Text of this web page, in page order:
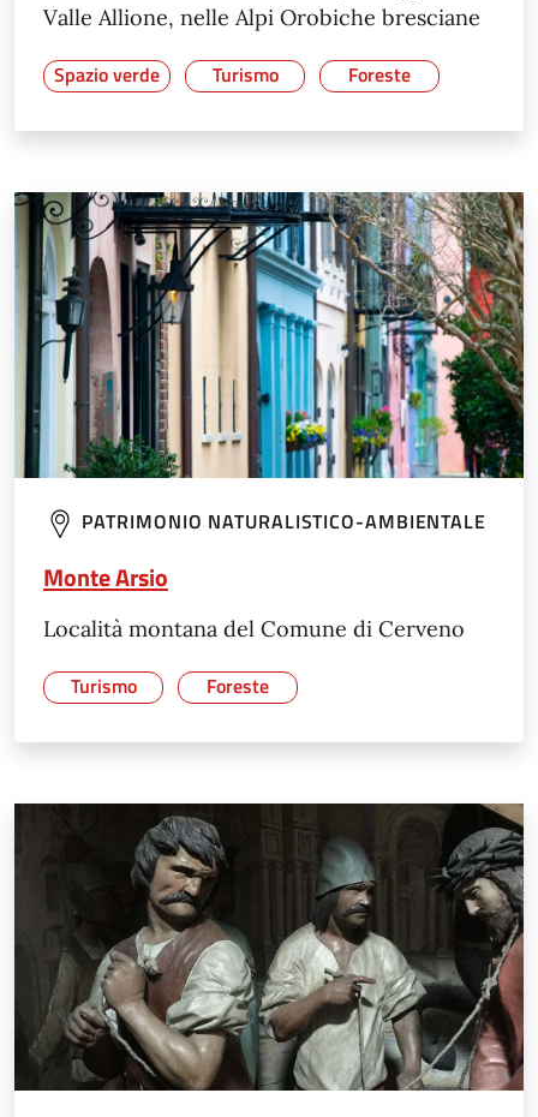
Valle Allione, nelle Alpi Orobiche bresciane
Spazio verde Turismo Foreste
PATRIMONIO NATURALISTICO-AMBIENTALE
Monte Arsio
Località montana del Comune di Cerveno
Turismo Foreste